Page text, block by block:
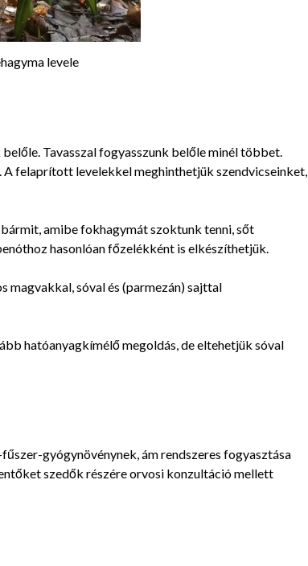
levele
Tavasszal fogyasszunk belőle minél többet.
felaprított levelekkel meghinthetjük szendvicseinket,
amibe fokhagymát szoktunk tenni, sőt
hasonlóan főzelékként is elkészíthetjük.
magvakkal, sóval és (parmezán) sajttal
hatóanyagkímélő megoldás, de eltehetjük sóval
gyógynövénynek, ám rendszeres fogyasztása
szedők részére orvosi konzultáció mellett